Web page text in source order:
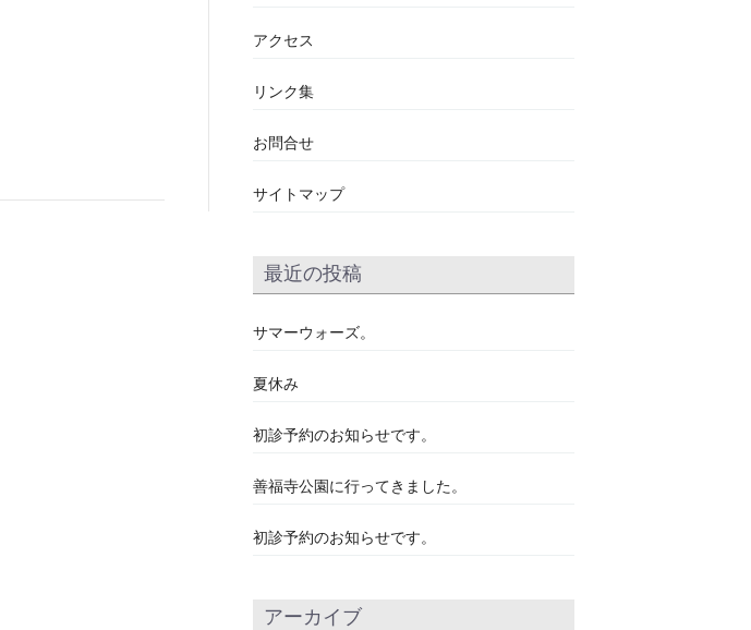
アクセス
リンク集
お問合せ
サイトマップ
最近の投稿
サマーウォーズ。
夏休み
初診予約のお知らせです。
善福寺公園に行ってきました。
初診予約のお知らせです。
アーカイブ